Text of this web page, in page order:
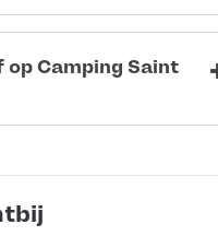
op Camping Saint